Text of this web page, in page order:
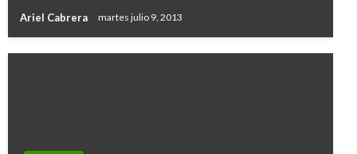
Ariel Cabrera martes julio 9, 2013